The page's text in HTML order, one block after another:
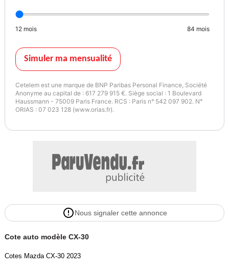
12 mois 84 mois
Simuler ma mensualité
Cetelem est une marque de BNP Paribas Personal Finance, Société
Anonyme au capital de : 617 279 915 €. Siège social : 1 Boulevard
Haussmann - 75009 Paris France. RCS : Paris n° 542 097 902. N°
ORIAS : 07 023 128 (www.orias.fr).
Nous signaler cette annonce
Cote auto modèle CX-30
Cotes Mazda CX-30 2023